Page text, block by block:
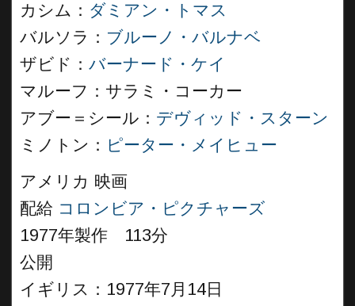
カシム： ダミアン・トマス
バルソラ： ブルーノ・バルナベ
ザビド： バーナード・ケイ
マルーフ：サラミ・コーカー
アブー＝シール： デヴィッド・スターン
ミノトン： ピーター・メイヒュー
アメリカ 映画
配給 コロンビア・ピクチャーズ
1977年製作 113分
公開
イギリス：1977年7月14日